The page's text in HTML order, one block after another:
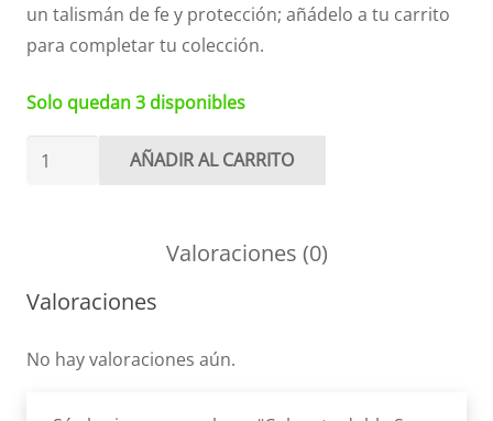
un talismán de fe y protección; añádelo a tu carrito
para completar tu colección.
Solo quedan 3 disponibles
Colgante
y
Benito
AÑADIR AL CARRITO
Valoraciones (0)
Valoraciones
No hay valoraciones aún.